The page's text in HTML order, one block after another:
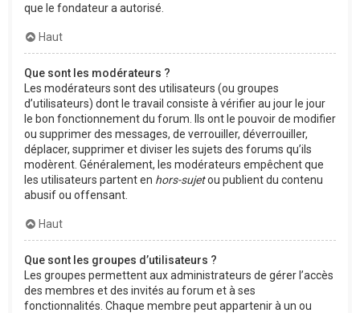
que le fondateur a autorisé.
Haut
Que sont les modérateurs ?
Les modérateurs sont des utilisateurs (ou groupes
d’utilisateurs) dont le travail consiste à vérifier au jour le jour
le bon fonctionnement du forum. Ils ont le pouvoir de modifier
ou supprimer des messages, de verrouiller, déverrouiller,
déplacer, supprimer et diviser les sujets des forums qu’ils
modèrent. Généralement, les modérateurs empêchent que
les utilisateurs partent en hors-sujetou publient du contenu
abusif ou offensant.
Haut
Que sont les groupes d’utilisateurs ?
Les groupes permettent aux administrateurs de gérer l’accès
des membres et des invités au forum et à ses
fonctionnalités. Chaque membre peut appartenir à un ou